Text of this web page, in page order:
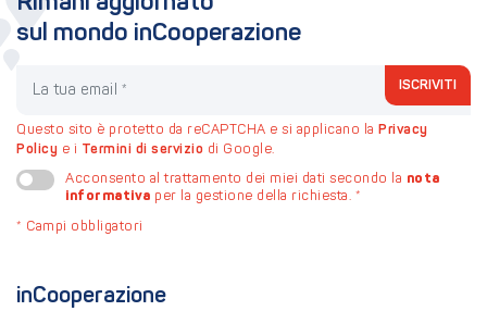
inCooperazione
sul mondo inCooperazione
ISCRIVITI
Questo sito è protetto da reCAPTCHA e si applicano la Privacy
Policy e i Termini di servizio di Google.
Acconsento al trattamento dei miei dati secondo la nota
informativa per la gestione della richiesta. *
* Campi obbligatori